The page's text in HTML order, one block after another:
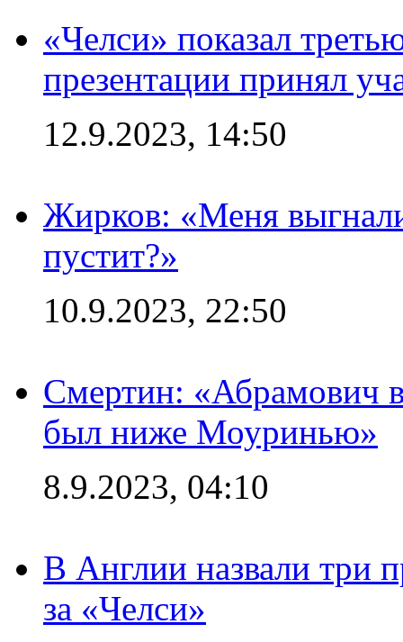
«Челси» показал
презентации принял
12.9.2023, 14:50
Жирков: «Меня
пустит?»
10.9.2023, 22:50
Смертин: «Абрамович в
был ниже Моуринью»
8.9.2023, 04:10
В Англии назвали три
за «Челси»